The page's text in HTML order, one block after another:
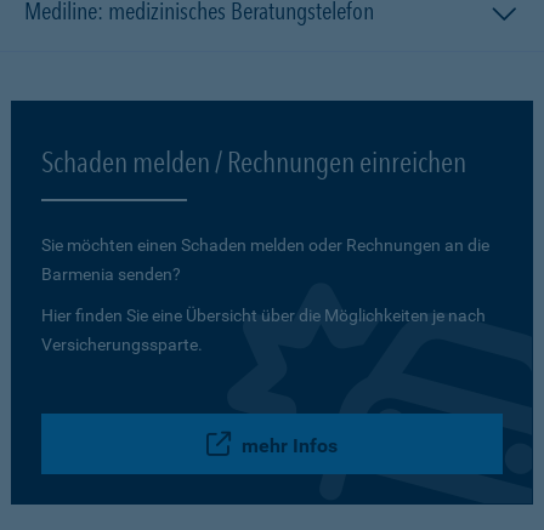
Mediline: medizinisches Beratungstelefon
Schaden melden / Rechnungen einreichen
Sie möchten einen Schaden melden oder Rechnungen an die
Barmenia senden?
Hier finden Sie eine Übersicht über die Möglichkeiten je nach
Versicherungssparte.
mehr Infos